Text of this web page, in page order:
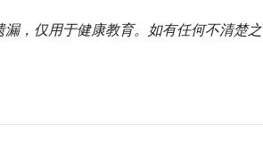
，仅用于健康教育。如有任何不清楚之